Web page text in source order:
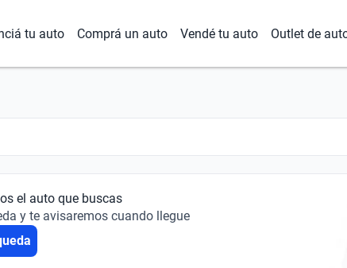
tu auto Comprá un auto Vendé tu auto Outlet de
el auto que buscas
y te avisaremos cuando llegue